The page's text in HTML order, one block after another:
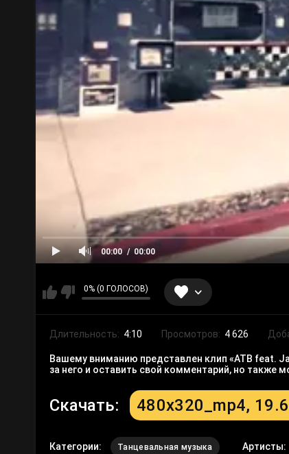
00:00 00:00
0% (0 ГОЛОСОВ)
Длительность: 4:10 Просмотров: 4 626
Вашему вниманию представлен клип «ATB feat.
за него и оставить свой комментарий, но также
Скачать: 480x320_mp4,
Категории: Танцевальная музыка Артисты: